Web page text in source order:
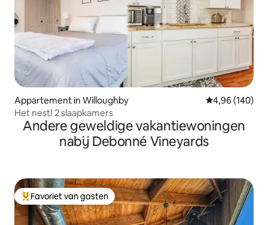
Appartement in Willoughby Gemiddelde
4,96 (140)
Het nest! 2 slaapkamers
Andere geweldige vakantiewoningen
nabij Debonné Vineyards
Topfavoriet van gasten
Favoriet van gasten